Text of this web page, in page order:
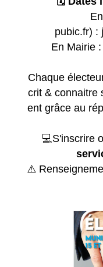
pubic.fr) :
En Mairie
Chaque
crit & connaitre
ent grâce au
💻️ S'inscrire
⚠️